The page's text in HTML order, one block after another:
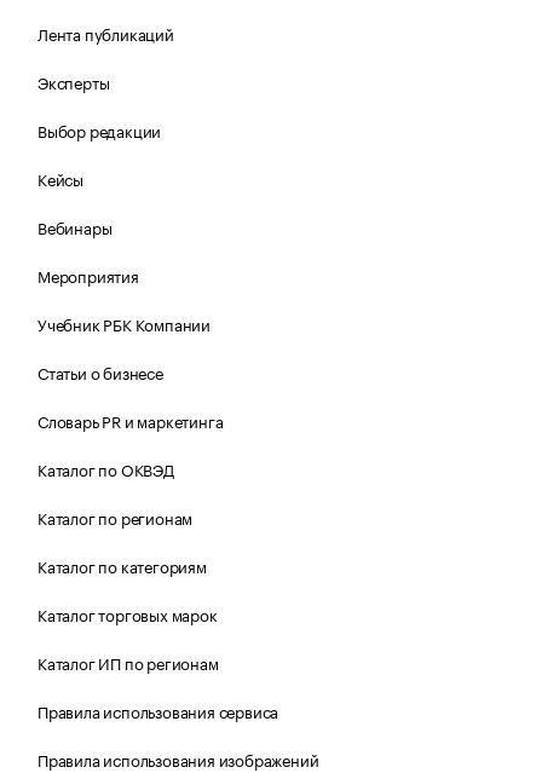
Лента публикаций
Эксперты
Выбор редакции
Кейсы
Вебинары
Мероприятия
Учебник РБК Компании
Статьи о бизнесе
Словарь PR и маркетинга
Каталог по ОКВЭД
Каталог по регионам
Каталог по категориям
Каталог торговых марок
Каталог ИП по регионам
Правила использования сервиса
Правила использования изображений